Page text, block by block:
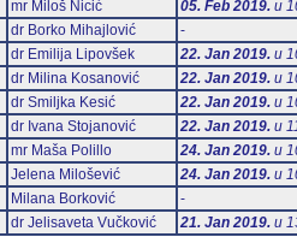
mr Miloš Nicić 05. Feb 2019.u
dr Borko Mihajlović
-
dr Emilija Lipovšek 22. Jan 2019.u
dr Milina Kosanović 22. Jan 2019.u
dr Smiljka Kesić 22. Jan 2019.u
dr Ivana Stojanović 22. Jan 2019.u
mr Maša Polillo 24. Jan 2019.u
Jelena Milošević 24. Jan 2019.u
Milana Borković
-
dr Jelisaveta Vučković 21. Jan 2019.u